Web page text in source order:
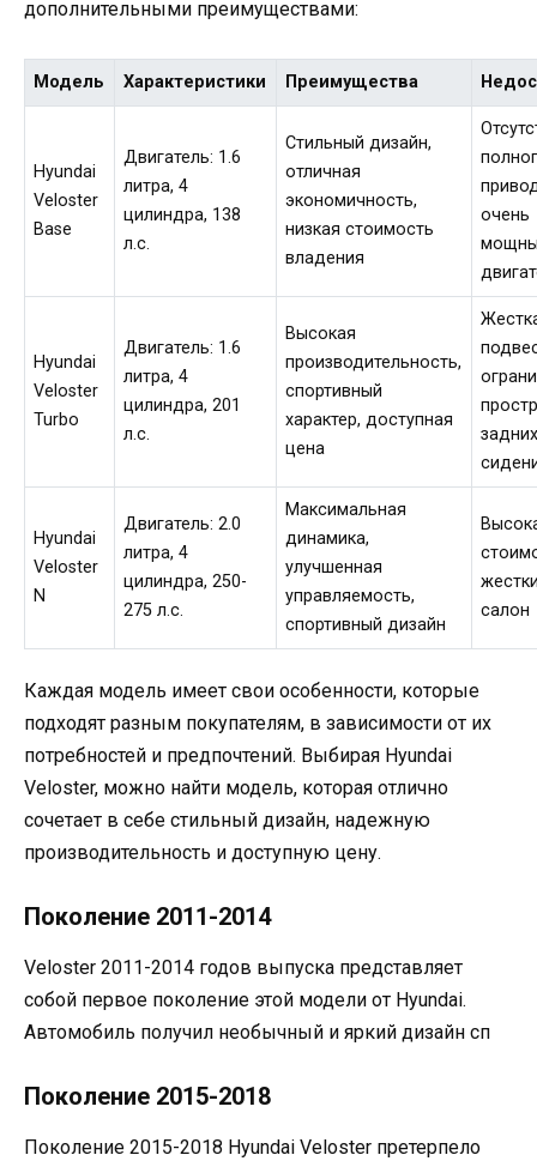
дополнительными преимуществами:
Модель Характеристики Преимущества
Hyundai
Veloster
Base
Двигатель: 1.6
литра, 4
цилиндра, 138
л.с.
Стильный дизайн,
отличная
экономичность,
низкая стоимость
владения
очень
Hyundai
Veloster
Turbo
Двигатель: 1.6
литра, 4
цилиндра, 201
л.с.
Высокая
производительность,
спортивный
характер, доступная
цена
Hyundai
Veloster
N
Двигатель: 2.0
литра, 4
цилиндра, 250-
275 л.с.
Максимальная
динамика,
улучшенная
управляемость,
спортивный дизайн
салон
Каждая модель имеет свои особенности, которые
подходят разным покупателям, в зависимости от их
потребностей и предпочтений. Выбирая Hyundai
Veloster, можно найти модель, которая отлично
сочетает в себе стильный дизайн, надежную
производительность и доступную цену.
Поколение 2011-2014
Veloster 2011-2014 годов выпуска представляет
собой первое поколение этой модели от Hyundai.
Автомобиль получил необычный и яркий дизайн сп
Поколение 2015-2018
Поколение 2015-2018 Hyundai Veloster претерпело